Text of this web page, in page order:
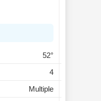
52°
4
Multiple